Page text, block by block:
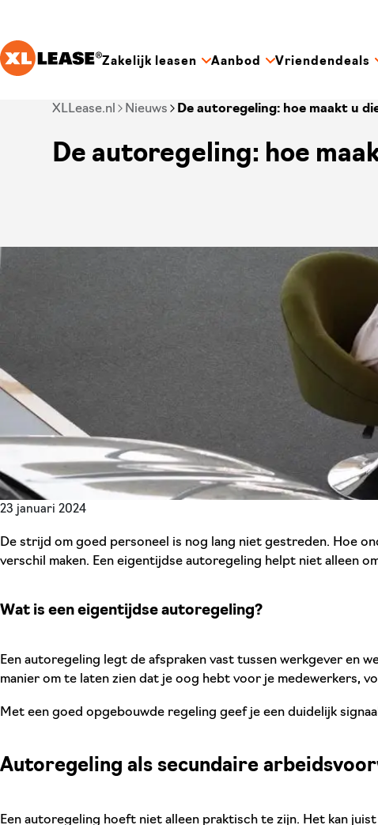
Zakelijk leasen Aanbod Vriendendeals
Je bent nu voorbij het hoofdmenu
XLLease.nl Nieuws De autoregeling: hoe maakt u
De autoregeling: hoe
23 januari 2024
De strijd om goed personeel is nog lang niet gestreden. Hoe
verschil maken. Een eigentijdse autoregeling helpt niet alleen
Wat is een eigentijdse autoregeling?
Een autoregeling legt de afspraken vast tussen werkgever en
manier om te laten zien dat je oog hebt voor je medewerkers,
Met een goed opgebouwde regeling geef je een duidelijk
Autoregeling als secundaire
Een autoregeling hoeft niet alleen praktisch te zijn. Het kan